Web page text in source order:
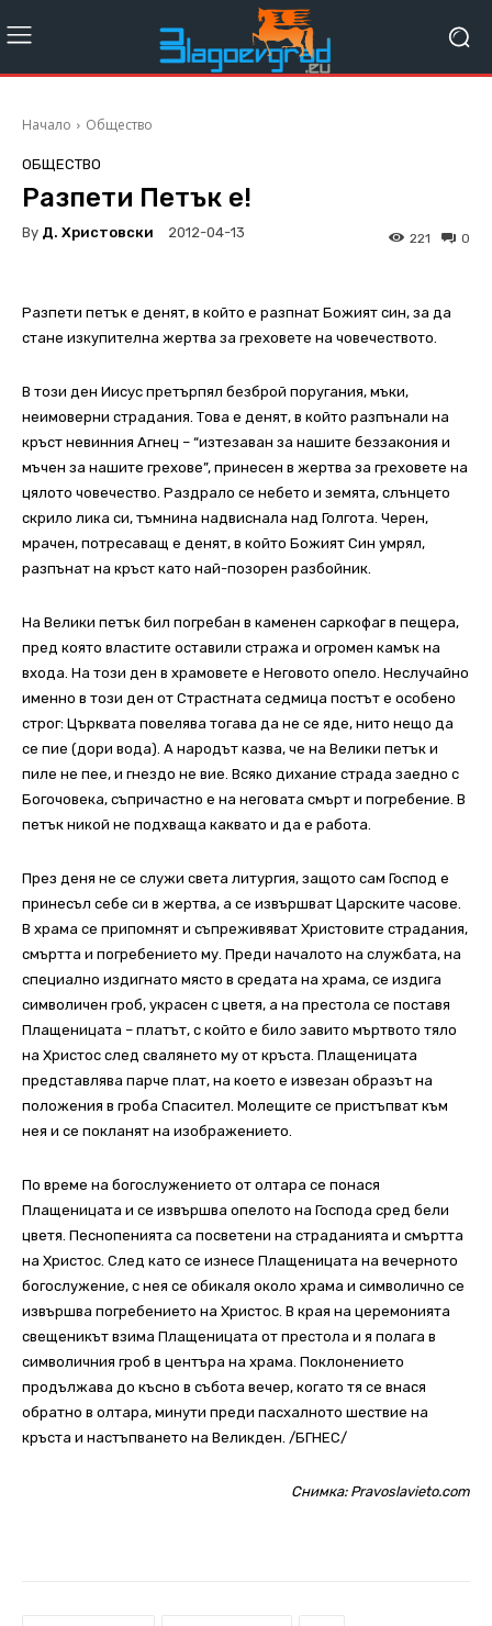
Начало Общество
ОБЩЕСТВО
Разпети Петък е!
By Д. Христовски 2012-04-13 0
221
Разпети петък е денят, в който е разпнат Божият син, за да
стане изкупителна жертва за греховете на човечеството.
В този ден Иисус претърпял безброй поругания, мъки,
неимоверни страдания. Това е денят, в който разпънали на
кръст невинния Агнец – “изтезаван за нашите беззакония и
мъчен за нашите грехове”, принесен в жертва за греховете на
цялото човечество. Раздрало се небето и земята, слънцето
скрило лика си, тъмнина надвиснала над Голгота. Черен,
мрачен, потресаващ е денят, в който Божият Син умрял,
разпънат на кръст като най-позорен разбойник.
На Велики петък бил погребан в каменен саркофаг в пещера,
пред която властите оставили стража и огромен камък на
входа. На този ден в храмовете е Неговото опело. Неслучайно
именно в този ден от Страстната седмица постът е особено
строг: Църквата повелява тогава да не се яде, нито нещо да
се пие (дори вода). А народът казва, че на Велики петък и
пиле не пее, и гнездо не вие. Всяко дихание страда заедно с
Богочовека, съпричастно е на неговата смърт и погребение. В
петък никой не подхваща каквато и да е работа.
През деня не се служи света литургия, защото сам Господ е
принесъл себе си в жертва, а се извършват Царските часове.
В храма се припомнят и съпреживяват Христовите страдания,
смъртта и погребението му. Преди началото на службата, на
специално издигнато място в средата на храма, се издига
символичен гроб, украсен с цветя, а на престола се поставя
Плащеницата – платът, с който е било завито мъртвото тяло
на Христос след свалянето му от кръста. Плащеницата
представлява парче плат, на което е извезан образът на
положения в гроба Спасител. Молещите се пристъпват към
нея и се покланят на изображението.
По време на богослужението от олтара се понася
Плащеницата и се извършва опелото на Господа сред бели
цветя. Песнопенията са посветени на страданията и смъртта
на Христос. След като се изнесе Плащеницата на вечерното
богослужение, с нея се обикаля около храма и символично се
извършва погребението на Христос. В края на церемонията
свещеникът взима Плащеницата от престола и я полага в
символичния гроб в центъра на храма. Поклонението
продължава до късно в събота вечер, когато тя се внася
обратно в олтара, минути преди пасхалното шествие на
кръста и настъпването на Великден. /БГНЕС/
Снимка: Pravoslavieto.com